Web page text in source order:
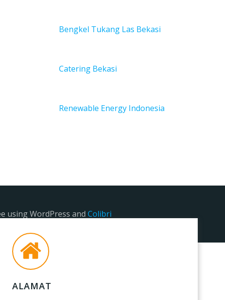
Bengkel Tukang Las Bekasi
Catering Bekasi
Renewable Energy Indonesia
using WordPress and Colibri
ALAMAT